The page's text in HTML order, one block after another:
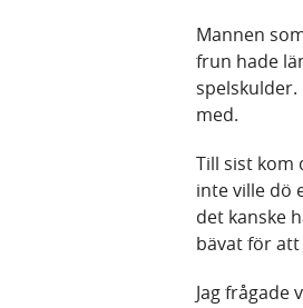
Mannen
frun hade
med.
Till sist kom
inte ville dö
det kanske
bävat för att
Jag frågade